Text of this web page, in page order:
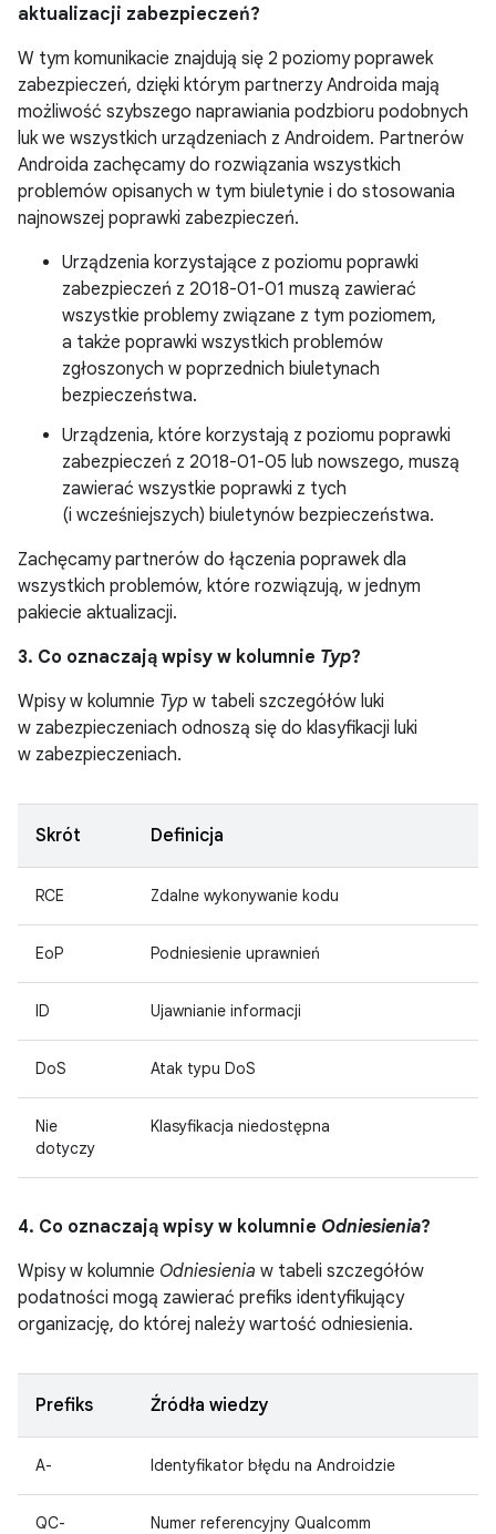
aktualizacji zabezpieczeń?
W tym komunikacie znajdują się 2 poziomy poprawek
zabezpieczeń, dzięki którym partnerzy Androida mają
możliwość szybszego naprawiania podzbioru podobnych
luk we wszystkich urządzeniach z Androidem. Partnerów
Androida zachęcamy do rozwiązania wszystkich
problemów opisanych w tym biuletynie i do stosowania
najnowszej poprawki zabezpieczeń.
Urządzenia korzystające z poziomu poprawki
zabezpieczeń z 2018-01-01 muszą zawierać
wszystkie problemy związane z tym poziomem,
a także poprawki wszystkich problemów
zgłoszonych w poprzednich biuletynach
bezpieczeństwa.
Urządzenia, które korzystają z poziomu poprawki
zabezpieczeń z 2018-01-05 lub nowszego, muszą
zawierać wszystkie poprawki z tych
(i wcześniejszych) biuletynów bezpieczeństwa.
Zachęcamy partnerów do łączenia poprawek dla
wszystkich problemów, które rozwiązują, w jednym
pakiecie aktualizacji.
3. Co oznaczają wpisy w kolumnie Typ?
Wpisy w kolumnie Typ w tabeli szczegółów luki
w zabezpieczeniach odnoszą się do klasyfikacji luki
w zabezpieczeniach.
Skrót Definicja
RCE Zdalne wykonywanie kodu
EoP Podniesienie uprawnień
ID Ujawnianie informacji
DoS Atak typu DoS
Nie
dotyczy
Klasyfikacja niedostępna
4. Co oznaczają wpisy w kolumnie Odniesienia?
Wpisy w kolumnie Odniesienia w tabeli szczegółów
podatności mogą zawierać prefiks identyfikujący
organizację, do której należy wartość odniesienia.
Prefiks Źródła wiedzy
A- Identyfikator błędu na Androidzie
QC- Numer referencyjny Qualcomm